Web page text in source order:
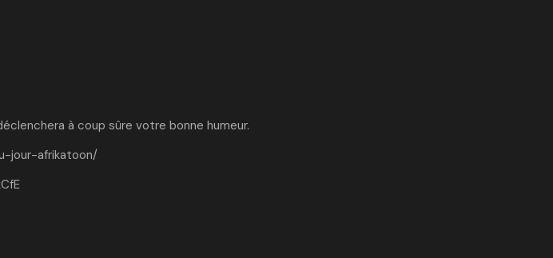
à coup sûre votre bonne humeur.
jour-afrikatoon/